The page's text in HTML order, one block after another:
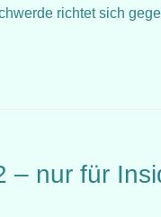
richtet sich
– nur für